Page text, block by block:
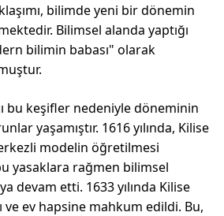
bilimde yeni bir dönemin
Bilimsel alanda yaptığı
bilimin babası" olarak
bu keşifler nedeniyle döneminin
yaşamıştır. 1616 yılında, Kilise
modelin öğretilmesi
yasaklara rağmen bilimsel
devam etti. 1633 yılında Kilise
ve ev hapsine mahkum edildi. Bu,